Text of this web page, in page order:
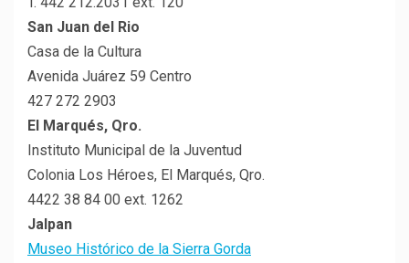
San Juan del Rio
Casa de la Cultura
Avenida Juárez 59 Centro
427 272 2903
El Marqués, Qro.
Instituto Municipal de la Juventud
Colonia Los Héroes, El Marqués, Qro.
4422 38 84 00 ext. 1262
Jalpan
Museo Histórico de la Sierra Gorda